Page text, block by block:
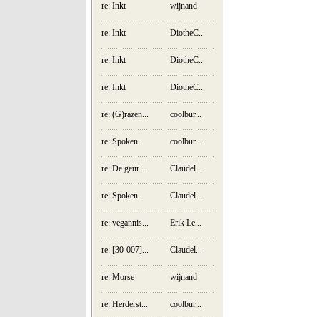
re: Inkt wijnand
re: Inkt DiotheC...
re: Inkt DiotheC...
re: Inkt DiotheC...
re: (G)razen... coolbur...
re: Spoken coolbur...
re: De geur ... Claudel...
re: Spoken Claudel...
re: vegannis... Erik Le...
re: [30-007]... Claudel...
re: Morse wijnand
re: Herderst... coolbur...